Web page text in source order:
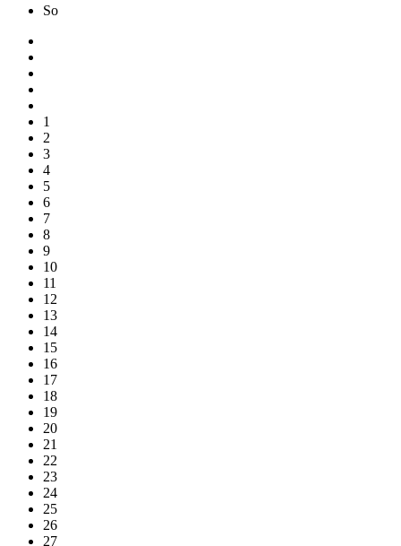
So
1
2
3
4
5
6
7
8
9
10
11
12
13
14
15
16
17
18
19
20
21
22
23
24
25
26
27